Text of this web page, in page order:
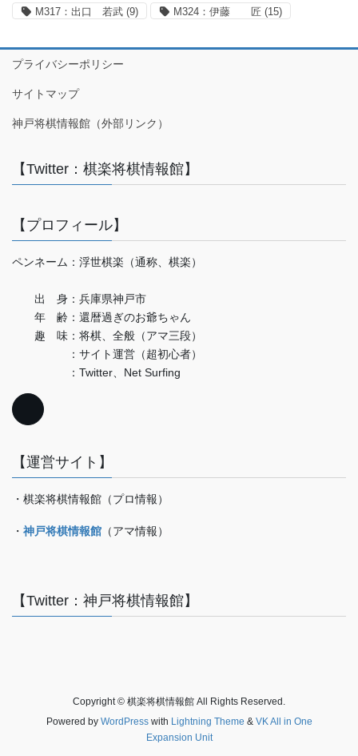
M317：出口 若武 (9) M324：伊藤 匠 (15)
プライバシーポリシー
サイトマップ
神戸将棋情報館（外部リンク）
【Twitter：棋楽将棋情報館】
【プロフィール】
ペンネーム：浮世棋楽（通称、棋楽）
出 身：兵庫県神戸市
年 齢：還暦過ぎのお爺ちゃん
趣 味：将棋、全般（アマ三段）
：サイト運営（超初心者）
：Twitter、Net Surfing
【運営サイト】
・棋楽将棋情報館（プロ情報）
・ 神戸将棋情報館 （アマ情報）
【Twitter：神戸将棋情報館】
Copyright © 棋楽将棋情報館 All Rights Reserved.
Powered by WordPresswith Lightning Theme & VK All in One
Expansion Unit